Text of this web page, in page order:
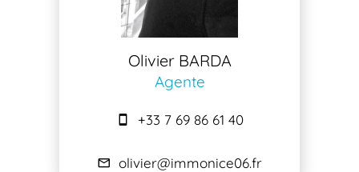
Olivier BARDA
Agente
+33 7 69 86 61 40
olivier@immonice06.fr